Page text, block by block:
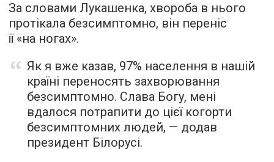
За словами Лукашенка, хвороба в нього
протікала безсимптомно, він переніс
її «на ногах».
Як я вже казав, 97% населення в нашій
країні переносять захворювання
безсимптомно. Слава Богу, мені
вдалося потрапити до цієї когорти
безсимптомних людей, — додав
президент Білорусі.